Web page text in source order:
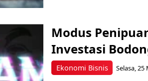
Ekonomi Bisnis
Modus
Investasi
Selasa, 25